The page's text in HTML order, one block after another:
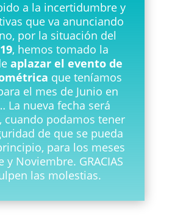
a la incertidumbre y
que va anunciando
por la situación del
, hemos tomado la
aplazar el evento de
que teníamos
el mes de Junio en
La nueva fecha será
cuando podamos tener
de que se pueda
para los meses
y Noviembre. GRACIAS
las molestias.